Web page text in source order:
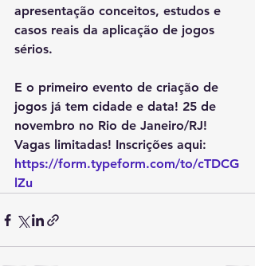
apresentação conceitos, estudos e
casos reais da aplicação de jogos
sérios.
E o primeiro evento de criação de
jogos já tem cidade e data! 25 de
novembro no Rio de Janeiro/RJ!
Vagas limitadas! Inscrições aqui:
https://form.typeform.com/to/cTDCG
lZu